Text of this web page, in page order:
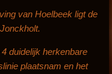
van Hoelbeek ligt de
duidelijk herkenbare
plaatsnam en het